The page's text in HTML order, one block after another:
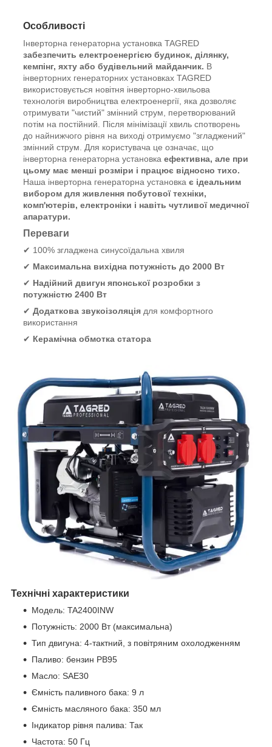
Особливості
Інверторна генераторна установка TAGRED
забезпечить електроенергією будинок, ділянку,
кемпінг, яхту або будівельний майданчик. В
інверторних генераторних установках TAGRED
використовується новітня інверторно-хвильова
технологія виробництва електроенергії, яка дозволяє
отримувати "чистий" змінний струм, перетворюваний
потім на постійний. Після мінімізації хвиль спотворень
до найнижчого рівня на виході отримуємо "згладжений"
змінний струм. Для користувача це означає, що
інверторна генераторна установка ефективна, але при
цьому має менші розміри і працює відносно тихо.
Наша інверторна генераторна установка є ідеальним
вибором для живлення побутової техніки,
комп'ютерів, електроніки і навіть чутливої медичної
апаратури.
Переваги
✔ 100% згладжена синусоїдальна хвиля
✔ Максимальна вихідна потужність до 2000 Вт
✔ Надійний двигун японської розробки з
потужністю 2400 Вт
✔ Додаткова звукоізоляція для комфортного
використання
✔ Керамічна обмотка статора
Технічні характеристики
Модель: TA2400INW
Потужність: 2000 Вт (максимальна)
Тип двигуна: 4-тактний, з повітряним охолодженням
Паливо: бензин PB95
Масло: SAE30
Ємність паливного бака: 9 л
Ємність масляного бака: 350 мл
Індикатор рівня палива: Так
Частота: 50 Гц